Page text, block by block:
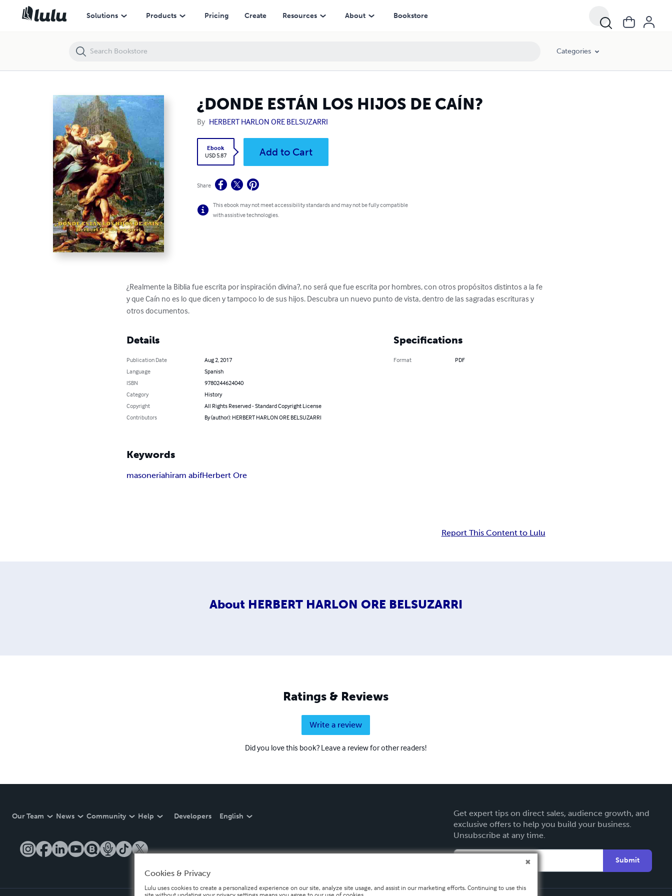
Solutions Products Pricing Create Resources About Bookstore
Categories
¿DONDE ESTÁN LOS HIJOS DE CAÍN?
By HERBERT HARLON ORE BELSUZARRI
Ebook
USD 5.87
Add to Cart
Share
This ebook may not meet accessibility standards and may not be fully compatible
with assistive technologies.
¿Realmente la Biblia fue escrita por inspiración divina?, no será que fue escrita por hombres, con otros propósitos distintos a la fe
y que Caín no es lo que dicen y tampoco lo de sus hijos. Descubra un nuevo punto de vista, dentro de las sagradas escrituras y
otros documentos.
Details
Publication Date
Aug 2, 2017
Language
Spanish
ISBN
9780244624040
Category
History
Copyright
All Rights Reserved - Standard Copyright License
Contributors
By (author): HERBERT HARLON ORE BELSUZARRI
Specifications
Format PDF
Keywords
masoneriahiram abifHerbert Ore
Report This Content to Lulu
About HERBERT HARLON ORE BELSUZARRI
Ratings & Reviews
Write a review
Did you love this book? Leave a review for other readers!
Our Team News Community Help Developers English
Get expert tips on direct sales, audience growth, and
exclusive offers to help you build your business.
Unsubscribe at any time.
Submit
¿DONDE ESTÁN LOS HIJOS DE CAÍN?
Cookies & Privacy
Lulu uses cookies to create a personalized experience on our site, analyze site usage, and assist in our marketing efforts. Continuing to use this